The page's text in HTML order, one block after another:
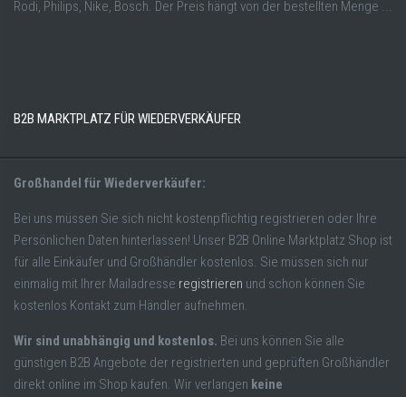
Rodi, Philips, Nike, Bosch. Der Preis hängt von der bestellten Menge ...
B2B MARKTPLATZ FÜR WIEDERVERKÄUFER
Großhandel für Wiederverkäufer:
Bei uns müssen Sie sich nicht kostenpflichtig registrieren oder Ihre
Persönlichen Daten hinterlassen! Unser B2B Online Marktplatz Shop ist
für alle Einkäufer und Großhändler kostenlos. Sie müssen sich nur
einmalig mit Ihrer Mailadresse registrieren und schon können Sie
kostenlos Kontakt zum Händler aufnehmen.
Wir sind unabhängig und kostenlos. Bei uns können Sie alle
günstigen B2B Angebote der registrierten und geprüften Großhändler
direkt online im Shop kaufen. Wir verlangen keine